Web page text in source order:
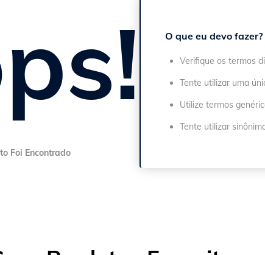
O que eu devo fazer?
Verifique os termos
Tente utilizar uma
Utilize termos
Tente utilizar